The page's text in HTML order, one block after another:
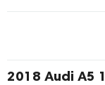
2018 Audi A5